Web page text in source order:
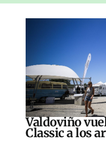
Valdoviño
Classic a los